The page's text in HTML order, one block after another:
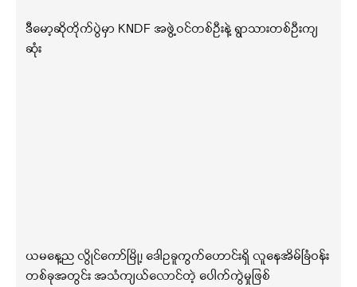
ဒီမော့ဆိုတိုက်ပွဲမှာ KNDF အဖွဲ့ဝင်တစ်ဦးနဲ့ ရွာသားတစ်ဦးကျ
ဆုံး
ယမနေ့ည လွိုင်ကော်မြို့၊ ဒေါဥခူကွက်ဟောင်းရှိ လူနေအိမ်ခြံဝန်း
တစ်ခုအတွင်း အသံကျယ်လောင်တဲ့ ပေါက်ကွဲမှုဖြစ်